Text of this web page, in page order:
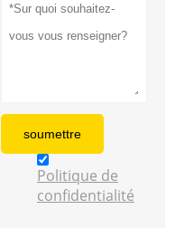
soumettre
Politique de
confidentialité